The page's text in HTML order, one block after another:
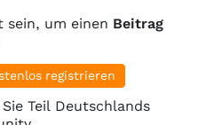
sein, um einen Beitrag
registrieren
Teil Deutschlands